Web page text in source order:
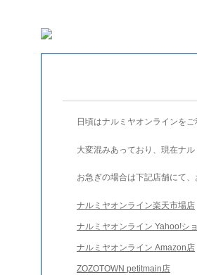
日頃はナルミヤオンラインを
大変混みあっており、現在ナ
お急ぎの場合は下記店舗にて、
ナルミヤオンライン楽天市場店
ナルミヤオンライン Yahoo!シ
ナルミヤオンライン Amazon店
ZOZOTOWN petitmain店